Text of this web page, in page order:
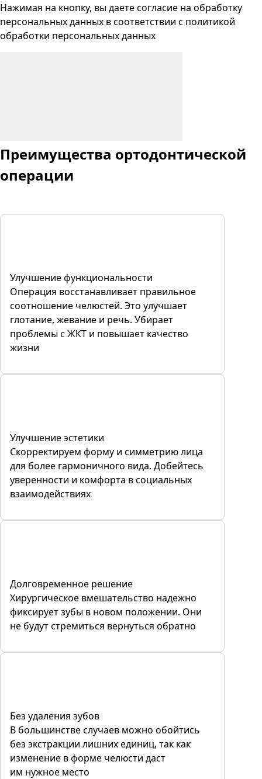
Нажимая на кнопку, вы даете согласие на обработку
персональных данных в соответствии с политикой
обработки персональных данных
Преимущества ортодонтической
операции
Улучшение функциональности
Операция восстанавливает правильное
соотношение челюстей. Это улучшает
глотание, жевание и речь. Убирает
проблемы с ЖКТ и повышает качество
жизни
Улучшение эстетики
Скорректируем форму и симметрию лица
для более гармоничного вида. Добейтесь
уверенности и комфорта в социальных
взаимодействиях
Долговременное решение
Хирургическое вмешательство надежно
фиксирует зубы в новом положении. Они
не будут стремиться вернуться обратно
Без удаления зубов
В большинстве случаев можно обойтись
без экстракции лишних единиц, так как
изменение в форме челюсти даст
им нужное место